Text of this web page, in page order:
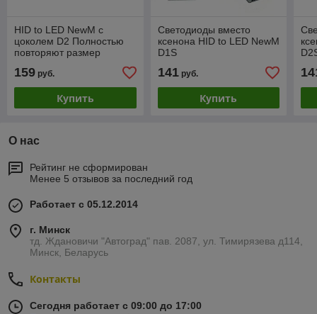
HID to LED NewM c
цоколем D2 Полностью
повторяют размер
159 руб.
Купить
Светодиоды вместо
ксенона HID to LED NewM
D1S
141руб.
Купить
О нас
Рейтинг не сформирован
Менее 5 отзывов за последний год
Работает с 05.12.2014
г. Минск
тд. Ждановичи "Автоград" пав. 2087, ул. Тимирязева д114,
Минск, Беларусь
Контакты
Сегодня работает с 09:00 до 17:00